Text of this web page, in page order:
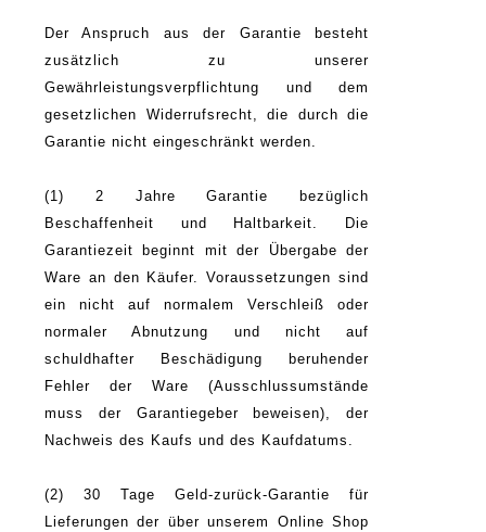
Der Anspruch aus der Garantie besteht
zusätzlich zu unserer
Gewährleistungsverpflichtung und dem
gesetzlichen Widerrufsrecht, die durch die
Garantie nicht eingeschränkt werden.
(1) 2 Jahre Garantie bezüglich
Beschaffenheit und Haltbarkeit. Die
Garantiezeit beginnt mit der Übergabe der
Ware an den Käufer. Voraussetzungen sind
ein nicht auf normalem Verschleiß oder
normaler Abnutzung und nicht auf
schuldhafter Beschädigung beruhender
Fehler der Ware (Ausschlussumstände
muss der Garantiegeber beweisen), der
Nachweis des Kaufs und des Kaufdatums.
(2) 30 Tage Geld-zurück-Garantie für
Lieferungen der über unserem Online Shop